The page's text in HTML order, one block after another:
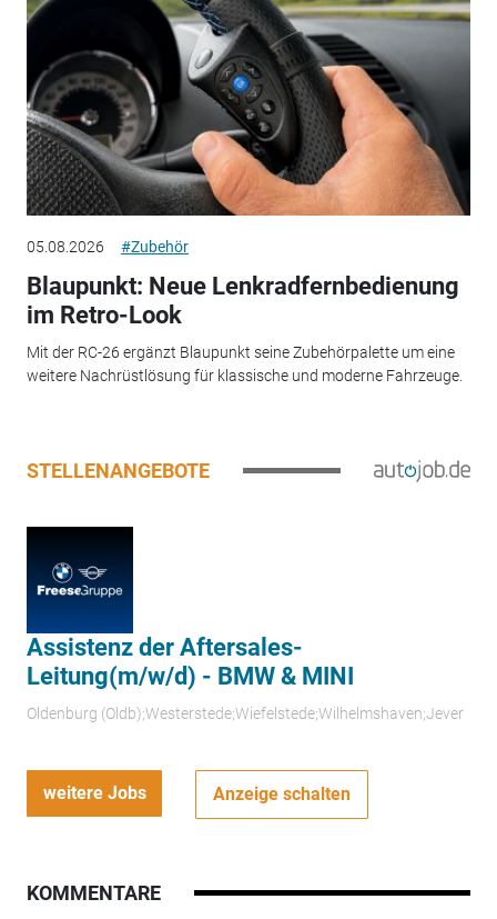
05.08.2026 #Zubehör
Blaupunkt: Neue Lenkradfernbedienung
im Retro-Look
Mit der RC-26 ergänzt Blaupunkt seine Zubehörpalette um eine
weitere Nachrüstlösung für klassische und moderne Fahrzeuge.
STELLENANGEBOTE
Assistenz der Aftersales-
Leitung(m/w/d) - BMW & MINI
Oldenburg (Oldb);Westerstede;Wiefelstede;Wilhelmshaven;Jever
weitere Jobs Anzeige schalten
KOMMENTARE